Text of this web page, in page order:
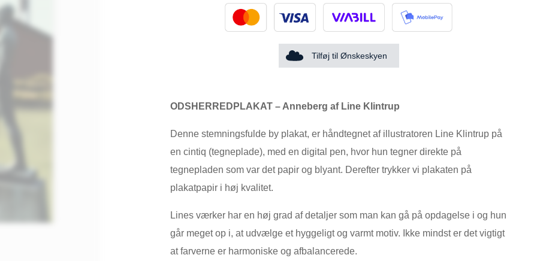
Tilføj til Ønskeskyen
ODSHERREDPLAKAT – Anneberg af Line Klintrup
Denne stemningsfulde by plakat, er håndtegnet af illustratoren Line Klintrup på
en cintiq (tegneplade), med en digital pen, hvor hun tegner direkte på
tegnepladen som var det papir og blyant. Derefter trykker vi plakaten på
plakatpapir i høj kvalitet.
Lines værker har en høj grad af detaljer som man kan gå på opdagelse i og hun
går meget op i, at udvælge et hyggeligt og varmt motiv. Ikke mindst er det vigtigt
at farverne er harmoniske og afbalancerede.